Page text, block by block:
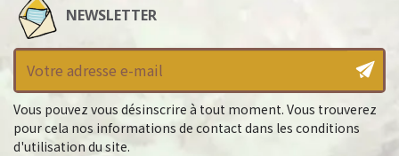
NEWSLETTER
Vous pouvez vous désinscrire à tout moment. Vous trouverez
pour cela nos informations de contact dans les conditions
d'utilisation du site.